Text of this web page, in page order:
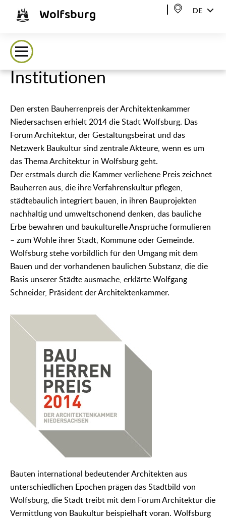
Wolfsburg DE
Institutionen
Den ersten Bauherrenpreis der Architektenkammer
Niedersachsen erhielt 2014 die Stadt Wolfsburg. Das
Forum Architektur, der Gestaltungsbeirat und das
Netzwerk Baukultur sind zentrale Akteure, wenn es um
das Thema Architektur in Wolfsburg geht.
Der erstmals durch die Kammer verliehene Preis zeichnet
Bauherren aus, die ihre Verfahrenskultur pflegen,
städtebaulich integriert bauen, in ihren Bauprojekten
nachhaltig und umweltschonend denken, das bauliche
Erbe bewahren und baukulturelle Ansprüche formulieren
– zum Wohle ihrer Stadt, Kommune oder Gemeinde.
Wolfsburg stehe vorbildlich für den Umgang mit dem
Bauen und der vorhandenen baulichen Substanz, die die
Basis unserer Städte ausmache, erklärte Wolfgang
Schneider, Präsident der Architektenkammer.
Bauten international bedeutender Architekten aus
unterschiedlichen Epochen prägen das Stadtbild von
Wolfsburg, die Stadt treibt mit dem Forum Architektur die
Vermittlung von Baukultur beispielhaft voran. Wolfsburg